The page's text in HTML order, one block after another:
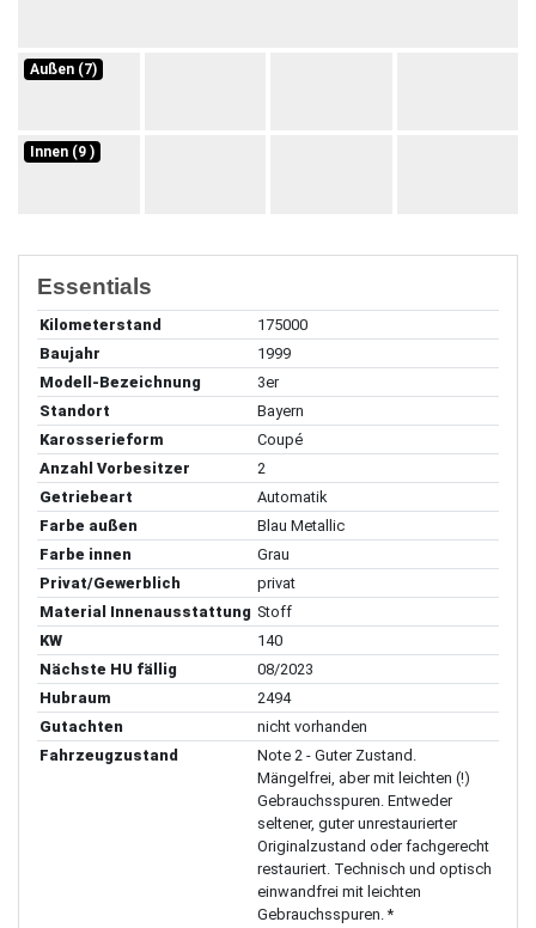
Außen (7)
Innen (9 )
Essentials
Kilometerstand
175000
Baujahr
1999
Modell-Bezeichnung
3er
Standort
Bayern
Karosserieform
Coupé
Anzahl Vorbesitzer
2
Getriebeart
Automatik
Farbe außen
Blau Metallic
Farbe innen
Grau
Privat/Gewerblich
privat
Material Innenausstattung Stoff
KW
140
Nächste HU fällig
08/2023
Hubraum
2494
Gutachten
nicht vorhanden
Fahrzeugzustand
Note 2 - Guter Zustand.
Mängelfrei, aber mit leichten (!)
Gebrauchsspuren. Entweder
seltener, guter unrestaurierter
Originalzustand oder fachgerecht
restauriert. Technisch und optisch
einwandfrei mit leichten
Gebrauchsspuren. *